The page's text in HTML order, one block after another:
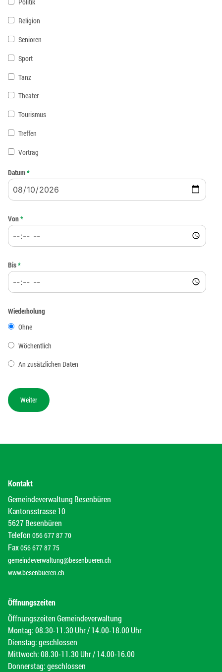
Politik
Religion
Senioren
Sport
Tanz
Theater
Tourismus
Treffen
Vortrag
Datum*
Von*
Bis*
Wiederholung
Ohne
Wöchentlich
An zusätzlichen Daten
Kontakt
Gemeindeverwaltung Besenbüren
Kantonsstrasse 10
5627 Besenbüren
Telefon 056 677 87 70
Fax056 677 87 75
gemeindeverwaltung@besenbueren.ch
www.besenbueren.ch
Öffnungszeiten
Öffnungszeiten Gemeindeverwaltung
Montag: 08.30-11.30 Uhr / 14.00-18.00 Uhr
Dienstag: geschlossen
Mittwoch: 08.30-11.30 Uhr / 14.00-16.00
Donnerstag: geschlossen